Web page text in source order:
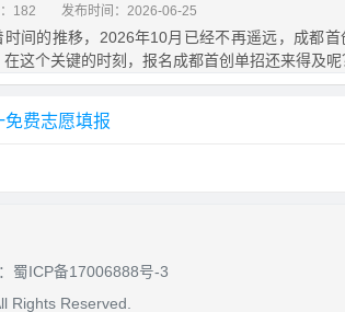
182 发布时间：2026-06-25
时间的推移，2026年10月已经不再遥远，成都
在这个关键的时刻，报名成都首创单招还来得及呢
费志愿填报
蜀ICP备17006888号-3
Rights Reserved.